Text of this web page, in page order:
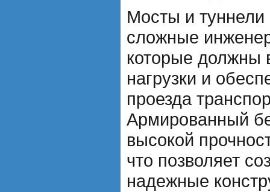
Мосты и туннели
сложные
которые должны
нагрузки и
проезда
Армированный
высокой
что позволяет
надежные